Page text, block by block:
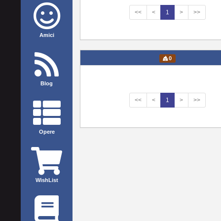
Amici
Blog
Opere
WishList
<< < 1 > >>
0
<< < 1 > >>